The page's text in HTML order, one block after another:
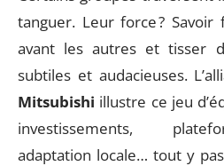
tanguer. Leur force ?
avant les autres et tisser
subtiles et audacieuses.
Mitsubishi illustre ce jeu
investissements,
adaptation locale… tout y